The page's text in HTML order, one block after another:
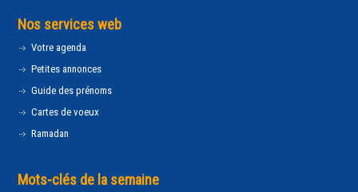
Nos services web
Votre agenda
Petites annonces
Guide des prénoms
Cartes de voeux
Ramadan
Mots-clés de la semaine